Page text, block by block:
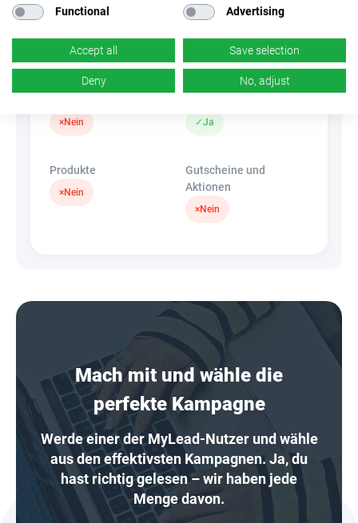
×Nein ✓Ja
Produkte
×Nein
Gutscheine und
Aktionen
×Nein
Mach mit und wähle die
perfekte Kampagne
Werde einer der MyLead-Nutzer und wähle
aus den effektivsten Kampagnen. Ja, du
hast richtig gelesen – wir haben jede
Menge davon.
Functional Advertising
Accept all Save selection
Deny No, adjust